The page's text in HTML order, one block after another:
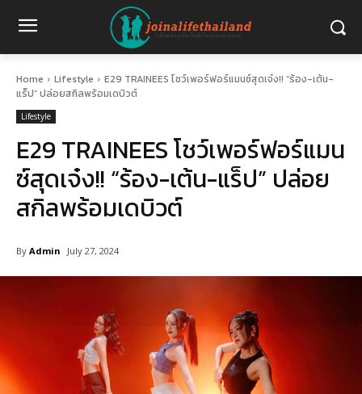
Home Lifestyle
E29 TRAINEES โชว์เพอร์ฟอร์แมนซ์สุดเจ๋ง!! “ร้อง-เต้น-
แร็ป” ปล่อยสกิลพร้อมเดบิวต์
Lifestyle
E29 TRAINEES โชว์เพอร์ฟอร์แมน
ซ์สุดเจ๋ง!! “ร้อง-เต้น-แร็ป” ปล่อย
สกิลพร้อมเดบิวต์
By Admin July 27, 2024